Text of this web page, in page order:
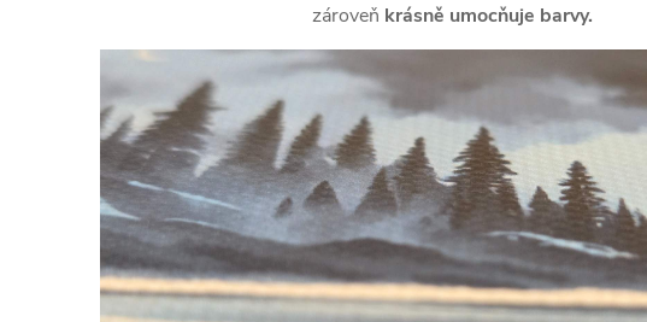
zároveň krásně umocňuje barvy.